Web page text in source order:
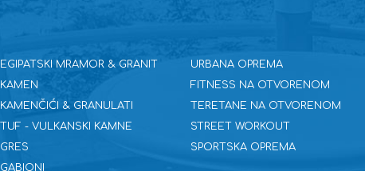
EGIPATSKI MRAMOR & GRANIT
KAMEN
KAMENČIĆI & GRANULATI
TUF - VULKANSKI KAMNE
GRES
GABIONI
URBANA OPREMA
FITNESS NA OTVORENOM
TERETANE NA OTVORENOM
STREET WORKOUT
SPORTSKA OPREMA